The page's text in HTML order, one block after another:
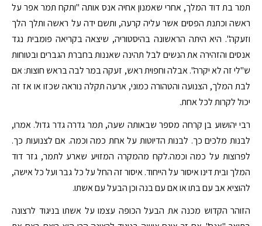
תמר בת דוד המלך, אחרי שאמנון אחיה אנס אותה "ותקח תמר אפר על
ראשה וכתנת הפסים אשר עליה קרעה, ותשם ידה על ראשה ותלך הלך
וזעקה". היא היתה הראשונה בהיסטוריה, שיצאה בקריאה פומבית נגד
אנסים והזהירה את הנשים לבל תהינה שאננות בחברת הגברים ובטוחות
ש"לי זה לא יקרה". אבלה וחפוית ראש, זעקה במר לבה בראש חוצות: אם
לבת המלך, הצנועה והטהורה כמוני, ארעה תקלה נוראה שכזו או אז זה
יכול לקרות לכל אחת.
רבי יהושוע בן קרחה מספר שבאותה שעה, תמר גדרה גדר גדול. אמרו,
לבנות מלכים כך. לבנות הדיוטות על אחת כמה וכמה. אם לצנועות כך.
לפרוצות על כמה וכמה.לקח מהמקרה המזויע שארע לתמר, גזר דוד
המלך ובית דינו איסור על הייחוד. איסור זה החל על כל גבר ועל כל אישה,
להוציא אב עם בתו או אם עם בנה וכן הבעל עם אשתו.
הזוהר הקדוש מכנה את הבעל הכופה עצמו על אשתו בניגוד לרצונה